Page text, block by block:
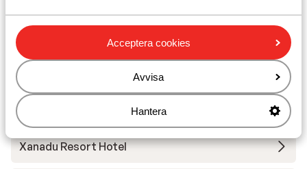
Acceptera cookies
Avvisa
Hantera
Andra boenden i Turkiets sydkust
Mardan Palace
Xanadu Resort Hotel